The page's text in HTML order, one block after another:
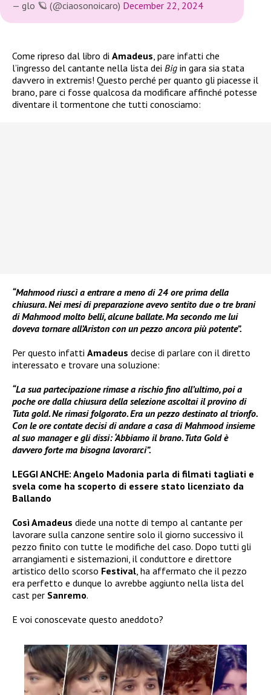
— glo 🪐 (@ciaosonoicaro) December 22, 2024
Come ripreso dal libro di Amadeus , pare infatti che
l’ingresso del cantante nella lista dei Big in gara sia stata
davvero in extremis! Questo perché per quanto gli piacesse il
brano, pare ci fosse qualcosa da modificare affinché potesse
diventare il tormentone che tutti conosciamo:
“Mahmood riuscì a entrare a meno di 24 ore prima della
chiusura. Nei mesi di preparazione avevo sentito due o tre brani
di Mahmood molto belli, alcune ballate. Ma secondo me lui
doveva tornare all’Ariston con un pezzo ancora più potente”.
Per questo infatti Amadeus decise di parlare con il diretto
interessato e trovare una soluzione:
“La sua partecipazione rimase a rischio fino all’ultimo, poi a
poche ore dalla chiusura della selezione ascoltai il provino di
Tuta gold. Ne rimasi folgorato. Era un pezzo destinato al trionfo.
Con le ore contate decisi di andare a casa di Mahmood insieme
al suo manager e gli dissi: ‘Abbiamo il brano. Tuta Gold è
davvero forte ma bisogna lavorarci”.
LEGGI ANCHE: Angelo Madonia parla di filmati tagliati e
svela come ha scoperto di essere stato licenziato da
Ballando
Così Amadeus diede una notte di tempo al cantante per
lavorare sulla canzone sentire solo il giorno successivo il
pezzo finito con tutte le modifiche del caso. Dopo tutti gli
arrangiamenti e sistemazioni, il conduttore e direttore
artistico dello scorso Festival , ha affermato che il pezzo
era perfetto e dunque lo avrebbe aggiunto nella lista del
cast per Sanremo.
E voi conoscevate questo aneddoto?